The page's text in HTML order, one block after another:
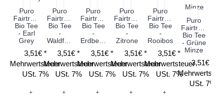
Puro
Fairtrade
Bio Tee
- Earl
Grey
3,51€ *
Mehrwertsteuer
USt. 7%
+
Puro
Fairtrade
Bio Tee
-
Waldfrucht
3,51€ *
Mehrwertsteuer
USt. 7%
+
Puro
Fairtrade
Bio Tee
-
Erdbeere
3,51€ *
Mehrwertsteuer
USt. 7%
+
Puro
Fairtrade
Bio Tee
-
Zitrone
3,51€ *
Mehrwertsteuer
USt. 7%
+
Puro
Fairtrade
Bio Tee
-
Rooibos
3,51€ *
Mehrwertsteuer
USt. 7%
+
Puro
Fairtrade
Bio Tee
- Grüne
Minze
3,51€ *
USt. 7%